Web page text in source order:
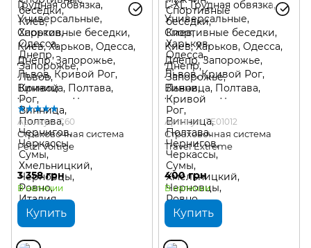
Артикул: C60
Страховочная система
Petzl Voltige
3 358 грн
В наличии
Купить
Артикул: TE01012
Страховочная система
Travel Extreme
400 грн
В наличии
Купить